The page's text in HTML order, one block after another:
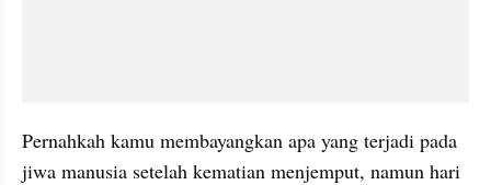
Pernahkah kamu membayangkan apa yang terjadi pada
jiwa manusia setelah kematian menjemput, namun hari